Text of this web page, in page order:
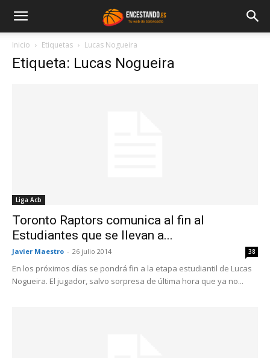
Inicio Etiquetas Lucas Nogueira
Etiqueta: Lucas Nogueira
Liga Acb
Toronto Raptors comunica al fin al
Estudiantes que se llevan a...
Javier Maestro - 26 julio 2014 38
En los próximos días se pondrá fin a la etapa estudiantil de Lucas
Nogueira. El jugador, salvo sorpresa de última hora que ya no...